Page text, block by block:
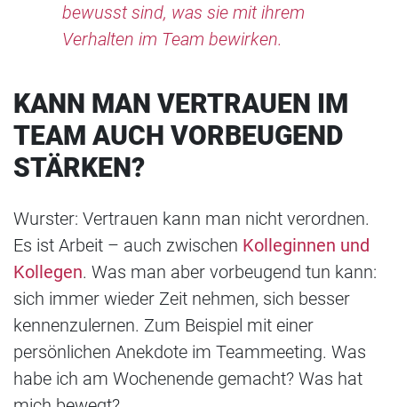
bewusst sind, was sie mit ihrem
Verhalten im Team bewirken.
KANN MAN VERTRAUEN IM
TEAM AUCH VORBEUGEND
STÄRKEN?
Wurster: Vertrauen kann man nicht verordnen.
Es ist Arbeit – auch zwischen Kolleginnen und
Kollegen. Was man aber vorbeugend tun kann:
sich immer wieder Zeit nehmen, sich besser
kennenzulernen. Zum Beispiel mit einer
persönlichen Anekdote im Teammeeting. Was
habe ich am Wochenende gemacht? Was hat